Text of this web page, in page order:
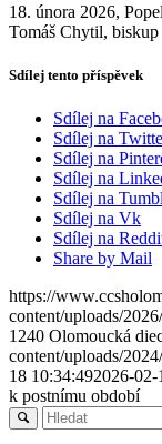
18. února 2026,
Tomáš Chytil, biskup
Sdílej tento příspěvek
Sdílej na
Sdílej na
Sdílej na
Sdílej na
Sdílej na
Sdílej na Vk
Sdílej na
Share by Mail
https://
content/uploads/
1240 Olomoucká
content/uploads/
18 10:34:492026-
k postnímu období